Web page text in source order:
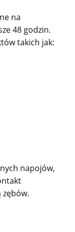
na
48 godzin.
takich jak:
napojów,